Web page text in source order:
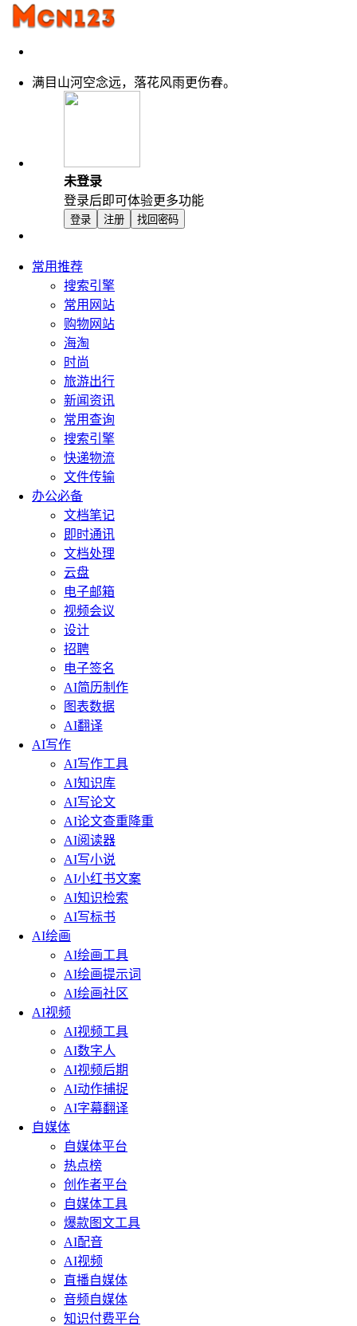
满目山河空念远，落花风雨更伤春。
未登录
登录后即可体验更多功能
登录 注册 找回密码
常用推荐
搜索引擎
常用网站
购物网站
海淘
时尚
旅游出行
新闻资讯
常用查询
搜索引擎
快递物流
文件传输
办公必备
文档笔记
即时通讯
文档处理
云盘
电子邮箱
视频会议
设计
招聘
电子签名
AI简历制作
图表数据
AI翻译
AI写作
AI写作工具
AI知识库
AI写论文
AI论文查重降重
AI阅读器
AI写小说
AI小红书文案
AI知识检索
AI写标书
AI绘画
AI绘画工具
AI绘画提示词
AI绘画社区
AI视频
AI视频工具
AI数字人
AI视频后期
AI动作捕捉
AI字幕翻译
自媒体
自媒体平台
热点榜
创作者平台
自媒体工具
爆款图文工具
AI配音
AI视频
直播自媒体
音频自媒体
知识付费平台